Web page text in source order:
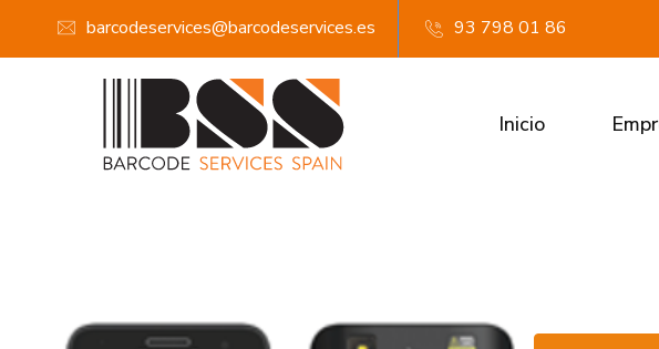
barcodeservices@barcodeservices.es 93 798 01 86
Inicio